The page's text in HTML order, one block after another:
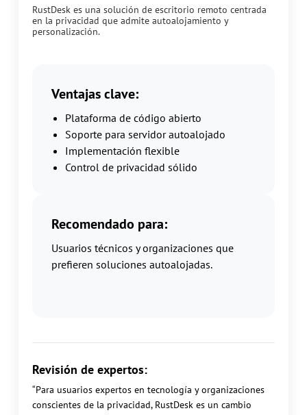
RustDesk es una solución de escritorio remoto centrada
en la privacidad que admite autoalojamiento y
personalización.
Ventajas clave:
Plataforma de código abierto
Soporte para servidor autoalojado
Implementación flexible
Control de privacidad sólido
Recomendado para:
Usuarios técnicos y organizaciones que
prefieren soluciones autoalojadas.
Revisión de expertos:
“Para usuarios expertos en tecnología y organizaciones
conscientes de la privacidad, RustDesk es un cambio